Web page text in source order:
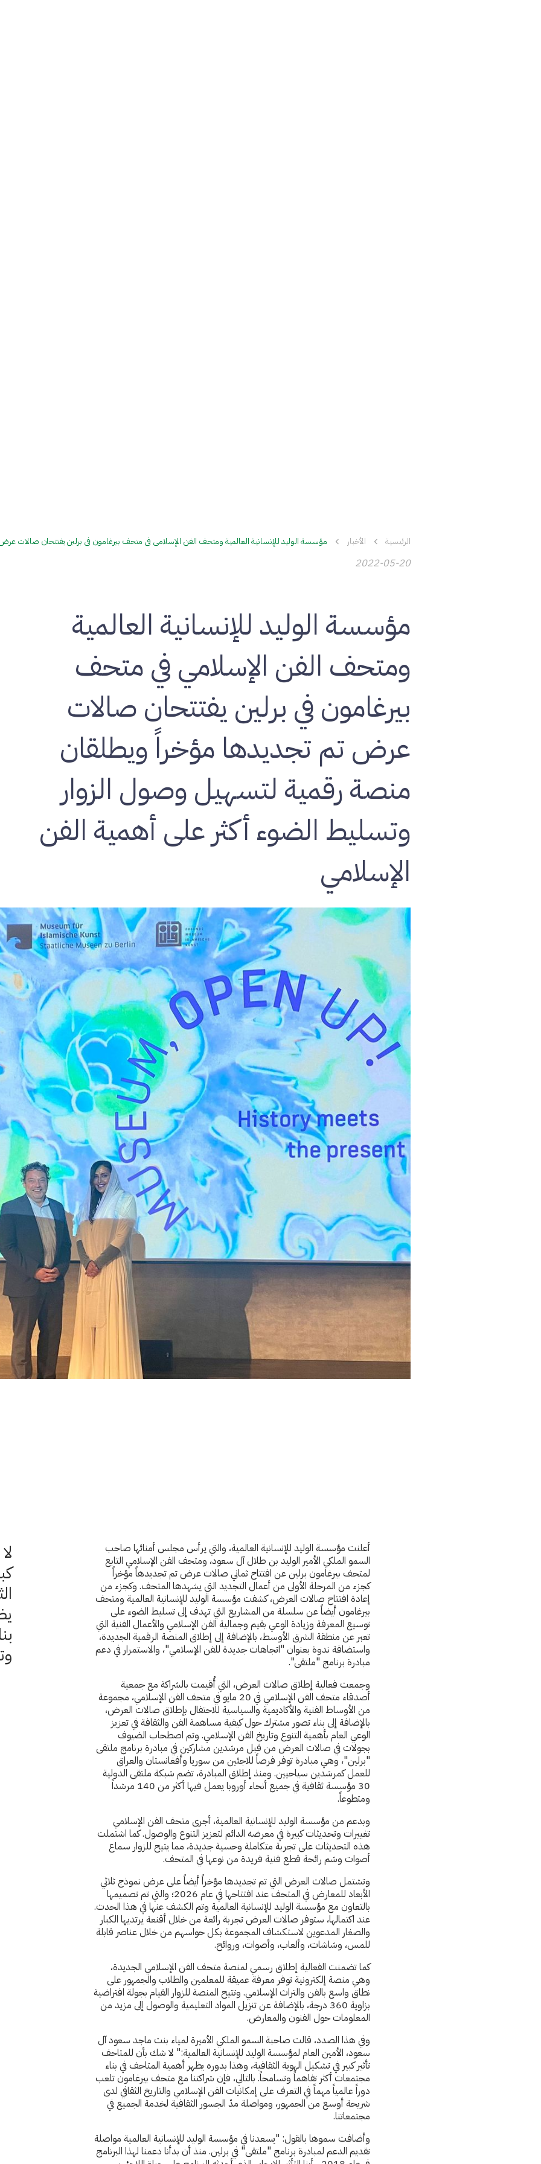
الرئيسية الأخبار مؤسسة الوليد للإنسانية العالمية ومتحف الفن الإسلامي في متحف بيرغامون في برلين يفتتحان صالات
2022-05-20
مؤسسة الوليد للإنسانية العالمية
ومتحف الفن الإسلامي في متحف
بيرغامون في برلين يفتتحان صالات
عرض تم تجديدها مؤخراً ويطلقان
منصة رقمية لتسهيل وصول الزوار
وتسليط الضوء أكثر على أهمية الفن
الإسلامي
أعلنت مؤسسة الوليد للإنسانية العالمية، والتي يرأس مجلس أمنائها صاحب
السمو الملكي الأمير الوليد بن طلال آل سعود، ومتحف الفن الإسلامي التابع
لمتحف بيرغامون برلين عن افتتاح ثماني صالات عرض تم تجديدهاً مؤخراً
كجزء من المرحلة الأولى من أعمال التجديد التي يشهدها المتحف. وكجزء من
إعادة افتتاح صالات العرض، كشفت مؤسسة الوليد للإنسانية العالمية ومتحف
بيرغامون أيضاً عن سلسلة من المشاريع التي تهدف إلى تسليط الضوء على
توسيع المعرفة وزيادة الوعي بقيم وجمالية الفن الإسلامي والأعمال الفنية التي
تعبر عن منطقة الشرق الأوسط، بالإضافة إلى إطلاق المنصة الرقمية الجديدة،
واستضافة ندوة بعنوان "اتجاهات جديدة للفن الإسلامي"، والاستمرار في دعم
مبادرة برنامج "ملتقى".
وجمعت فعالية إطلاق صالات العرض، التي أُقيمت بالشراكة مع جمعية
أصدقاء متحف الفن الإسلامي في 20 مايو في متحف الفن الإسلامي، مجموعة
من الأوساط الفنية والأكاديمية والسياسية للاحتفال بإطلاق صالات العرض،
بالإضافة إلى بناء تصور مشترك حول كيفية مساهمة الفن والثقافة في تعزيز
الوعي العام بأهمية التنوع وتاريخ الفن الإسلامي. وتم اصطحاب الضيوف
بجولات في صالات العرض من قبل مرشدين مشاركين في مبادرة برنامج ملتقى
"برلين"، وهي مبادرة توفر فرصاً للاجئين من سوريا وأفغانستان والعراق
للعمل كمرشدين سياحيين. ومنذ إطلاق المبادرة، تضم شبكة ملتقى الدولية
30 مؤسسة ثقافية في جميع أنحاء أوروبا يعمل فيها أكثر من 140 مرشداً
ومتطوعاً.
وبدعم من مؤسسة الوليد للإنسانية العالمية، أجرى متحف الفن الإسلامي
تغييرات وتحديثات كبيرة في معرضه الدائم لتعزيز التنوع والوصول. كما اشتملت
هذه التحديثات على تجربة متكاملة وحسية جديدة، مما يتيح للزوار سماع
أصوات وشم رائحة قطع فنية فريدة من نوعها في المتحف.
وتشتمل صالات العرض التي تم تجديدها مؤخراً أيضاً على عرض نموذج ثلاثي
الأبعاد للمعارض في المتحف عند افتتاحها في عام 2026؛ والتي تم تصميمها
بالتعاون مع مؤسسة الوليد للإنسانية العالمية وتم الكشف عنها في هذا الحدث.
عند اكتمالها، ستوفر صالات العرض تجربة رائعة من خلال أقنعة يرتديها الكبار
والصغار المدعوين لاستكشاف المجموعة بكل حواسهم من خلال عناصر قابلة
للمس، وشاشات، وألعاب، وأصوات، وروائح.
كما تضمنت الفعالية إطلاق رسمي لمنصة متحف الفن الإسلامي الجديدة،
وهي منصة إلكترونية توفر معرفة عميقة للمعلمين والطلاب والجمهور على
نطاق واسع بالفن والتراث الإسلامي. وتتيح المنصة للزوار القيام بجولة افتراضية
بزاوية 360 درجة، بالإضافة عن تنزيل المواد التعليمية والوصول إلى مزيد من
المعلومات حول الفنون والمعارض.
وفي هذا الصدد، قالت صاحبة السمو الملكي الأميرة لمياء بنت ماجد سعود آل
سعود، الأمين العام لمؤسسة الوليد للإنسانية العالمية:" لا شك بأن للمتاحف
تأثير كبير في تشكيل الهوية الثقافية، وهذا بدوره يظهر أهمية المتاحف في بناء
مجتمعات أكثر تفاهماً وتسامحاً. بالتالي، فإن شراكتنا مع متحف بيرغامون تلعب
دوراً عالمياً مهماً في التعرف على إمكانيات الفن الإسلامي والتاريخ الثقافي لدى
شريحة أوسع من الجمهور، ومواصلة مدّ الجسور الثقافية لخدمة الجميع في
مجتمعاتنا.
وأضافت سموها بالقول: "يسعدنا في مؤسسة الوليد للإنسانية العالمية مواصلة
تقديم الدعم لمبادرة برنامج "ملتقى" في برلين. منذ أن بدأنا دعمنا لهذا البرنامج